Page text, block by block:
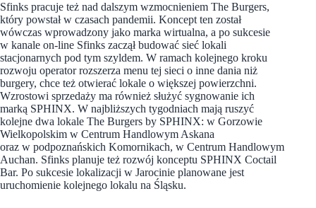
Sfinks pracuje też nad dalszym wzmocnieniem The Burgers,
który powstał w czasach pandemii. Koncept ten został
wówczas wprowadzony jako marka wirtualna, a po sukcesie
w kanale on-line Sfinks zaczął budować sieć lokali
stacjonarnych pod tym szyldem. W ramach kolejnego kroku
rozwoju operator rozszerza menu tej sieci o inne dania niż
burgery, chce też otwierać lokale o większej powierzchni.
Wzrostowi sprzedaży ma również służyć sygnowanie ich
marką SPHINX. W najbliższych tygodniach mają ruszyć
kolejne dwa lokale The Burgers by SPHINX: w Gorzowie
Wielkopolskim w Centrum Handlowym Askana
oraz w podpoznańskich Komornikach, w Centrum Handlowym
Auchan. Sfinks planuje też rozwój konceptu SPHINX Coctail
Bar. Po sukcesie lokalizacji w Jarocinie planowane jest
uruchomienie kolejnego lokalu na Śląsku.